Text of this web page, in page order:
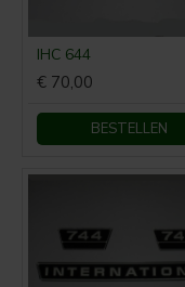
IHC 644
€ 70,00
BESTELLEN